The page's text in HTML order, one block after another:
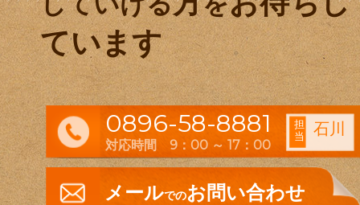
ています
0896-58-8881
対応時間 9：00 ～ 17：00
担
当
石川
メールでのお問い合わせ